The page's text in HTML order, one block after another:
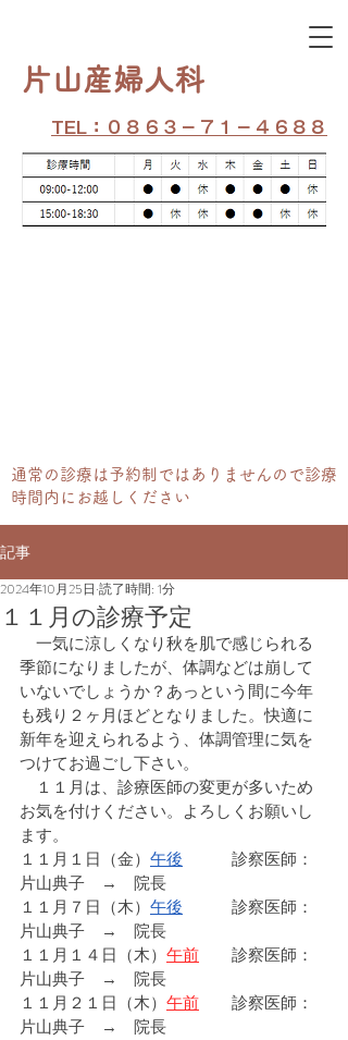
​片山産婦人科
TEL：０８６３－７１－４６８８
通常の​診療は予約制ではありませんので診療
時間内にお越しください
記事
１１月の診療予定
2024年10月25日 読了時間: 1分
一気に涼しくなり秋を肌で感じられる
季節になりましたが、体調などは崩して
いないでしょうか？あっという間に今年
も残り２ヶ月ほどとなりました。快適に
新年を迎えられるよう、体調管理に気を
つけてお過ごし下さい。
１１月は、診療医師の変更が多いため
お気を付けください。よろしくお願いし
ます。
１１月１日（金） 午後 診察医師：
片山典子　→　院長
１１月７日（木） 午後 診察医師：
片山典子　→　院長
１１月１４日（木） 午前 診察医師：
片山典子　→　院長
１１月２１日（木） 午前 診察医師：
片山典子　→　院長